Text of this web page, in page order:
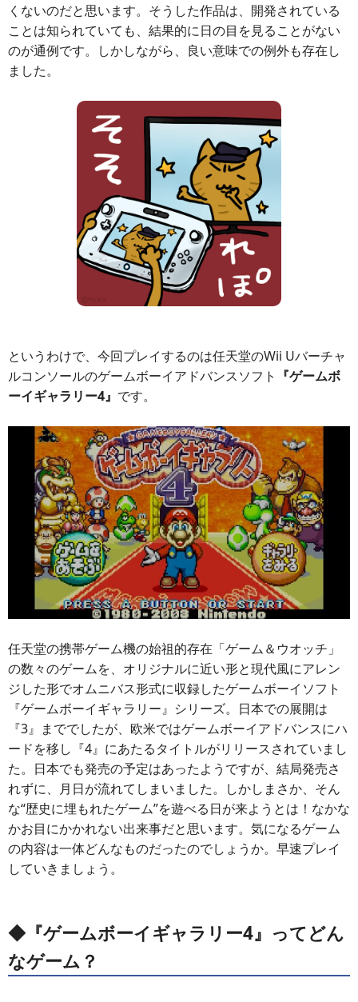
くないのだと思います。そうした作品は、開発されている
ことは知られていても、結果的に日の目を見ることがない
のが通例です。しかしながら、良い意味での例外も存在し
ました。
というわけで、今回プレイするのは任天堂のWii Uバーチャ
ルコンソールのゲームボーイアドバンスソフト 『ゲームボ
ーイギャラリー4』 です。
任天堂の携帯ゲーム機の始祖的存在「ゲーム＆ウオッチ」
の数々のゲームを、オリジナルに近い形と現代風にアレン
ジした形でオムニバス形式に収録したゲームボーイソフト
『ゲームボーイギャラリー』シリーズ。日本での展開は
『3』まででしたが、欧米ではゲームボーイアドバンスにハ
ードを移し『4』にあたるタイトルがリリースされていまし
た。日本でも発売の予定はあったようですが、結局発売さ
れずに、月日が流れてしまいました。しかしまさか、そん
な“歴史に埋もれたゲーム”を遊べる日が来ようとは！なかな
かお目にかかれない出来事だと思います。気になるゲーム
の内容は一体どんなものだったのでしょうか。早速プレイ
していきましょう。
◆『ゲームボーイギャラリー4』ってどん
なゲーム？